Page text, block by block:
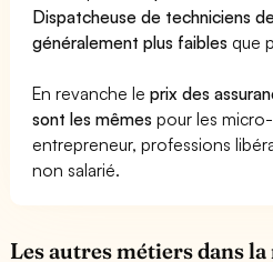
Dispatcheuse de techniciens
généralement plus faibles que
En revanche leprix des
sont les mêmes pour les
entrepreneur, professions
non salarié.
Les autres métiers dans